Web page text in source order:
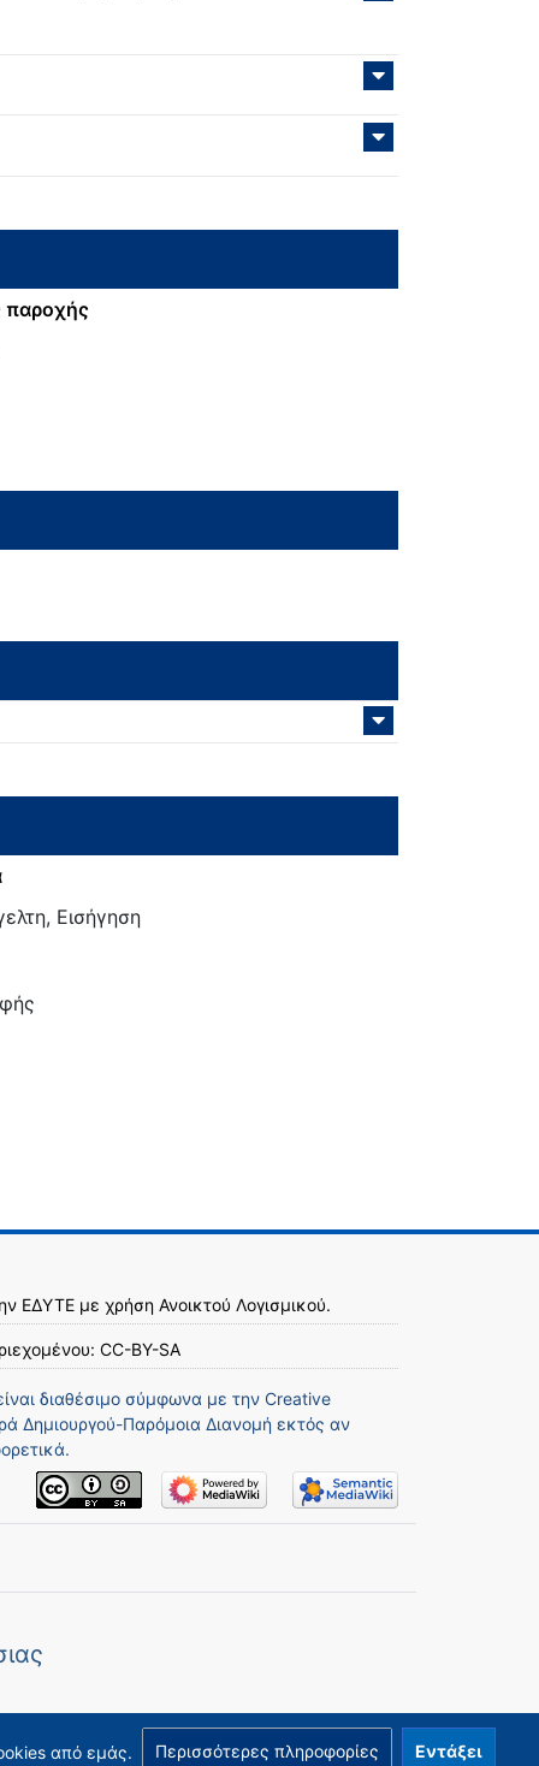
παροχής
Εισήγηση
από εμάς. Περισσότερες πληροφορίες Εντάξει
ΕΔΥΤΕ με χρήση Ανοικτού Λογισμικού.
CC-BY-SA
διαθέσιμο σύμφωνα με την Creative
Δημιουργού-Παρόμοια Διανομή εκτός αν